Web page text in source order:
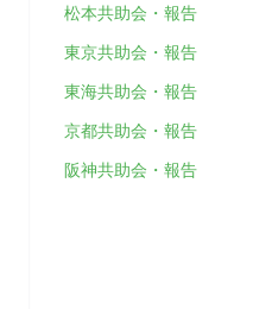
松本共助会・報告
東京共助会・報告
東海共助会・報告
京都共助会・報告
阪神共助会・報告